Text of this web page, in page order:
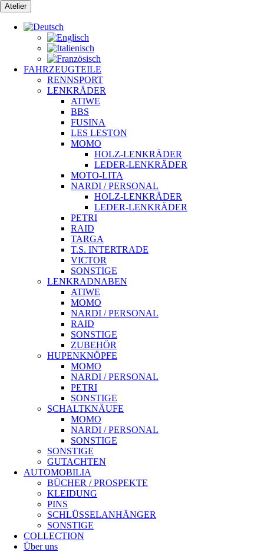
Zum
Inhalt
springen
Atelier
FAHRZEUGTEILE
RENNSPORT
LENKRÄDER
ATIWE
BBS
FUSINA
LES LESTON
MOMO
HOLZ-LENKRÄDER
LEDER-LENKRÄDER
MOTO-LITA
NARDI / PERSONAL
HOLZ-LENKRÄDER
LEDER-LENKRÄDER
PETRI
RAID
TARGA
T.S. INTERTRADE
VICTOR
SONSTIGE
LENKRADNABEN
ATIWE
MOMO
NARDI / PERSONAL
RAID
SONSTIGE
ZUBEHÖR
HUPENKNÖPFE
MOMO
NARDI / PERSONAL
PETRI
SONSTIGE
SCHALTKNÄUFE
MOMO
NARDI / PERSONAL
SONSTIGE
SONSTIGE
GUTACHTEN
AUTOMOBILIA
BÜCHER / PROSPEKTE
KLEIDUNG
PINS
SCHLÜSSELANHÄNGER
SONSTIGE
COLLECTION
Über uns